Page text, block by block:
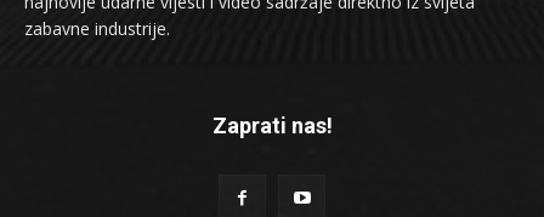
zabavne industrije.
Zaprati nas!